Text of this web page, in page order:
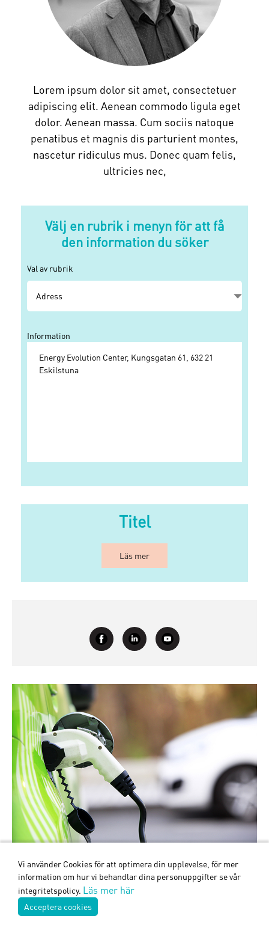
Lorem ipsum dolor sit amet, consectetuer
adipiscing elit. Aenean commodo ligula eget
dolor. Aenean massa. Cum sociis natoque
penatibus et magnis dis parturient montes,
nascetur ridiculus mus. Donec quam felis,
ultricies nec,
Välj en rubrik i menyn för att få
den information du söker
Val av rubrik
Information
Energy Evolution Center, Kungsgatan 61, 632 21
Eskilstuna
Titel
Läs mer
Titel
Lorem ipsum dolor sit amet, consectetuer
Vi använder Cookies för att optimera din upplevelse, för mer
information om hur vi behandlar dina personuppgifter se vår
integritetspolicy. Läs mer här
Acceptera cookies